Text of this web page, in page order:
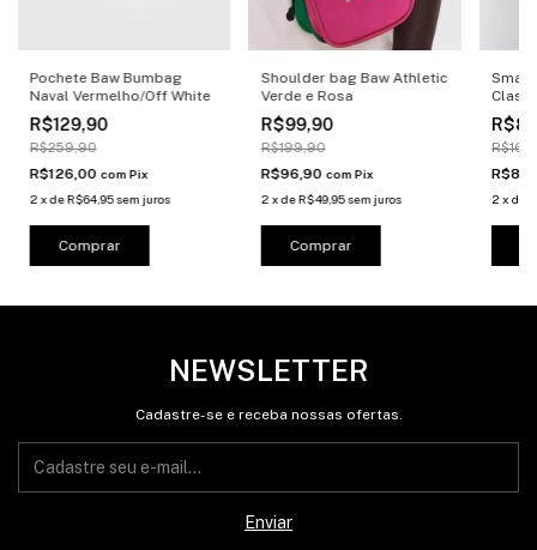
Pochete Baw Bumbag
Naval Vermelho/Off White
R$129,90
R$259,90
R$126,00 com Pix
2 xdeR$64,95sem juros
Shoulder bag Baw Athletic
Verde e Rosa
R$99,90
R$199,90
R$96,90 com Pix
2 xdeR$49,95 sem juros 2 x de
NEWSLETTER
Cadastre-se e receba nossas ofertas.